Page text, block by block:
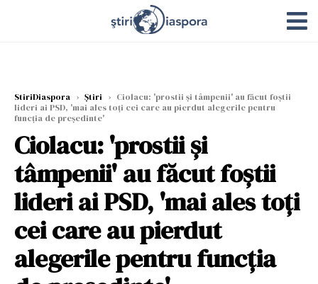
StiriDiaspora › Știri › Ciolacu: 'prostii şi tâmpenii' au făcut foştii
lideri ai PSD, 'mai ales toţi cei care au pierdut alegerile pentru
funcţia de preşedinte'
Ciolacu: 'prostii şi
tâmpenii' au făcut foştii
lideri ai PSD, 'mai ales toţi
cei care au pierdut
alegerile pentru funcţia